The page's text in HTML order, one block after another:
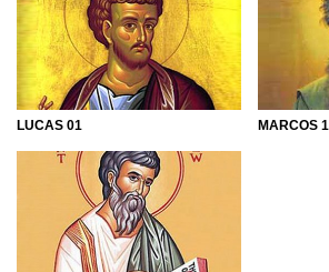
LUCAS 01 MARCOS 1